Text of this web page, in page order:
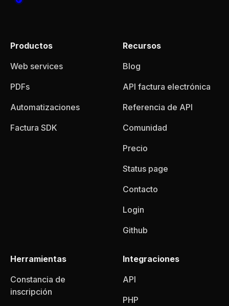
Productos
Web services
PDFs
Automatizaciones
Factura SDK
Recursos
Blog
API factura electrónica
Referencia de API
Comunidad
Precio
Status page
Contacto
Login
Github
Herramientas
Constancia de
inscripción
Integraciones
API
PHP